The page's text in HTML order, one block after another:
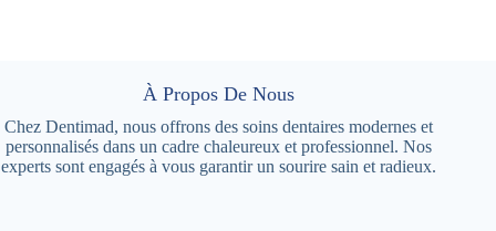
À Propos De Nous
Chez Dentimad, nous offrons des soins dentaires modernes et
personnalisés dans un cadre chaleureux et professionnel. Nos
experts sont engagés à vous garantir un sourire sain et radieux.